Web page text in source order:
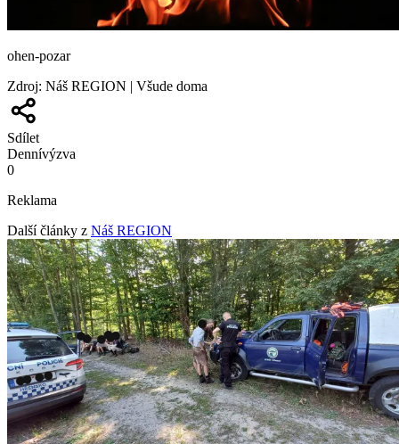
ohen-pozar
Zdroj: Náš REGION | Všude doma
Sdílet
Dennívýzva
0
Reklama
Další články z Náš REGION